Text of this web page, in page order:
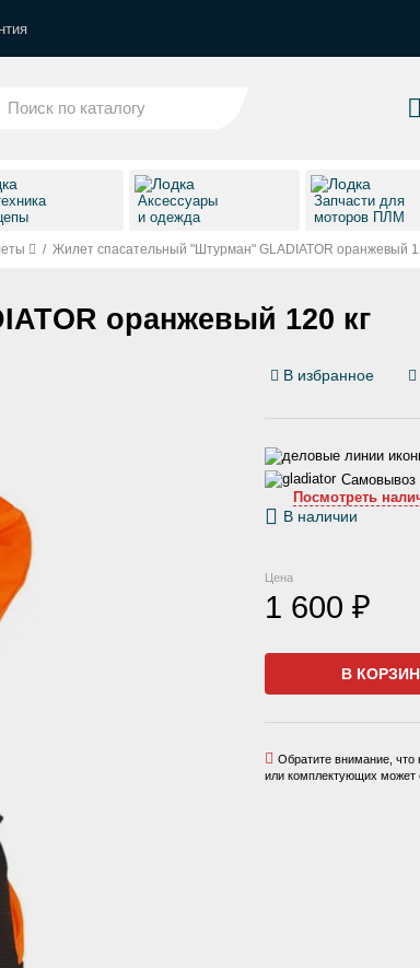
Аксессуары
и одежда
Запчасти для
моторов ПЛМ
/ Жилет спасательный "Штурман" GLADIATOR оранжевый
оранжевый 120 кг
В избранное
Самовывоз
Посмотреть
В наличии
Цена
1 600 ₽
В
Обратите внимание, что
или комплектующих может